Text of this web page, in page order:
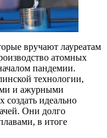
вручают лауреатам
атомных
пандемии.
технологии,
и ажурными
создать идеально
Они долго
в итоге